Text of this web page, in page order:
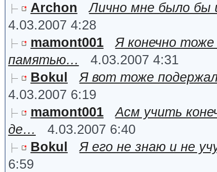
Archon
Лично мне было бы
4.03.2007 4:28
mamont001
Я конечно
памятью…
4.03.2007 4:31
Bokul
Я вот тоже
4.03.2007 6:19
mamont001
Асм учить
де…
4.03.2007 6:40
Bokul
Я его не знаю и не
6:59